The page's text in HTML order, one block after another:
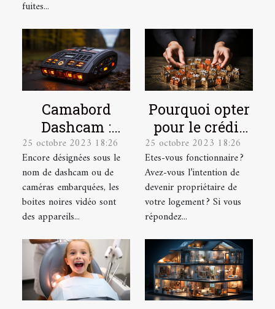
fuites...
Camabord
Dashcam :
Qu’est-ce
qu’une boite
noire vidéo ?
25 octobre 2023 18:26
Encore désignées sous le
nom de dashcam ou de
caméras embarquées, les
boites noires vidéo sont
des appareils...
Pourquoi opter
pour le crédit
immobilier en
tant que
fonctionnaire ?
25 octobre 2023 18:26
Etes-vous fonctionnaire ?
Avez-vous l’intention de
devenir propriétaire de
votre logement ? Si vous
répondez...